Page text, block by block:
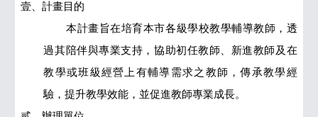
壹、計畫目的
本計畫旨在培育本市各級學校教學輔導教師，透
過其陪伴與專業支持，協助初任教師、新進教師及在
教學或班級經營上有輔導需求之教師，傳承教學經
驗，提升教學效能，並促進教師專業成長。